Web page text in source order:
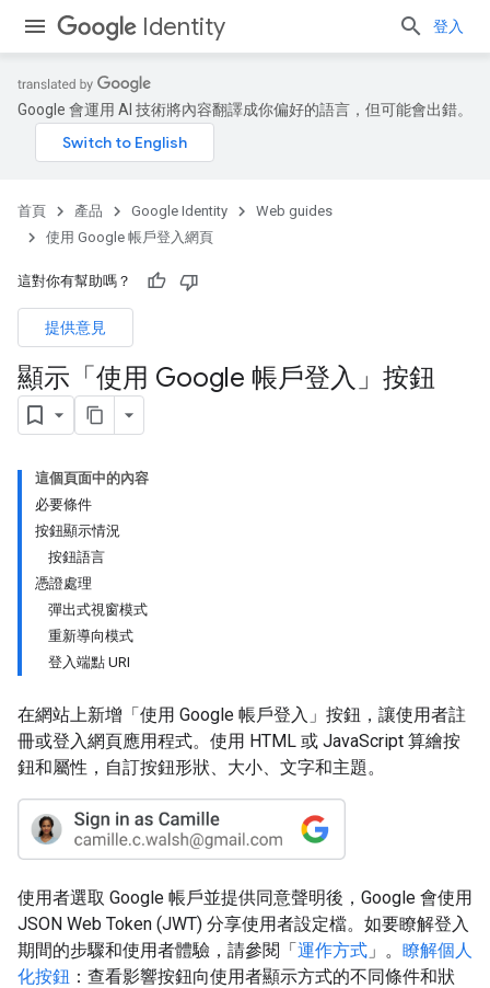
Identity 登入
Google 會運用 AI 技術將內容翻譯成你偏好的語言，但可能會出錯。
首頁 產品 Google Identity
Web guides
使用 Google 帳戶登入網頁
這對你有幫助嗎？
提供意見
顯示「使用 Google 帳戶登入」按鈕
這個頁面中的內容
必要條件
按鈕顯示情況
按鈕語言
憑證處理
彈出式視窗模式
重新導向模式
登入端點 URI
在網站上新增「使用 Google 帳戶登入」按鈕，讓使用者註
冊或登入網頁應用程式。使用 HTML 或 JavaScript 算繪按
鈕和屬性，自訂按鈕形狀、大小、文字和主題。
使用者選取 Google 帳戶並提供同意聲明後，Google 會使用
JSON Web Token (JWT) 分享使用者設定檔。如要瞭解登入
期間的步驟和使用者體驗，請參閱「運作方式 」。 瞭解個人
化按鈕 ：查看影響按鈕向使用者顯示方式的不同條件和狀